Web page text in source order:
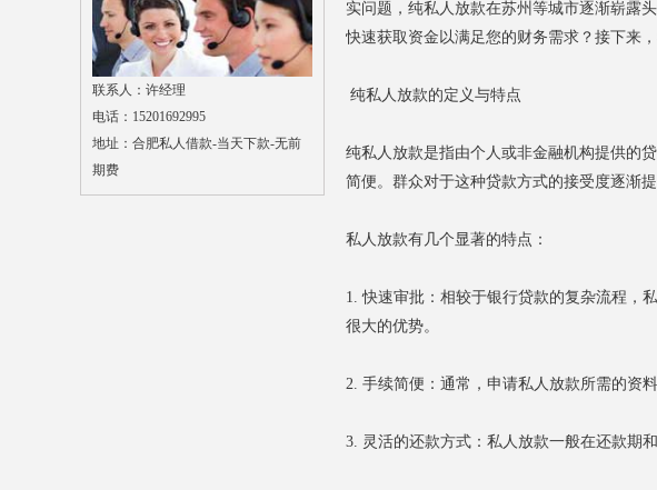
联系人：许经理
电话：15201692995
地址：合肥私人借款-当天下款-无前
期费
实问题，纯私人放款在苏州等城市逐渐崭露
快速获取资金以满足您的财务需求？接下来
纯私人放款的定义与特点
纯私人放款是指由个人或非金融机构提供的
简便。群众对于这种贷款方式的接受度逐渐
私人放款有几个显著的特点：
1. 快速审批：相较于银行贷款的复杂流程，
很大的优势。
2. 手续简便：通常，申请私人放款所需的资
3. 灵活的还款方式：私人放款一般在还款期